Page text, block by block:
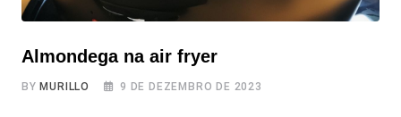
Almondega na air fryer
BYMURILLO 9 DE DEZEMBRO DE 2023